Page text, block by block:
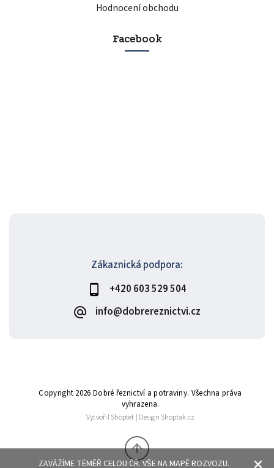
ZAVÁŽÍME TÉMĚŘ CELOU ČŘ. VŠE NA MAPĚ ROZVOZU.
Zákaznická podpora:
+420 603 529 504
info@dobrereznictvi.cz
Hodnocení obchodu
Facebook
Copyright 2026 Dobré řeznictví a potraviny. Všechna práva
vyhrazena.
VytvořilShoptet | Design Shoptak.cz